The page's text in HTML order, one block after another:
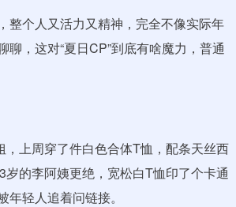
整个人又活力又精神，完全不像实际年
，这对“夏日CP”到底有啥魔力，普通
上周穿了件白色合体T恤，配条天丝西
的李阿姨更绝，宽松白T恤印了个卡通
轻人追着问链接。